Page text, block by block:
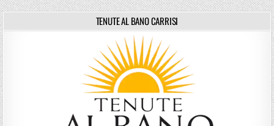
TENUTE AL BANO CARRISI